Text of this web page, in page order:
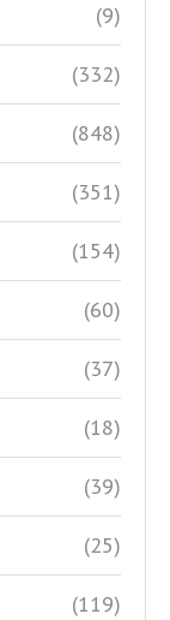
(9)
(332)
(848)
(351)
(154)
(60)
(37)
(18)
(39)
(25)
(119)